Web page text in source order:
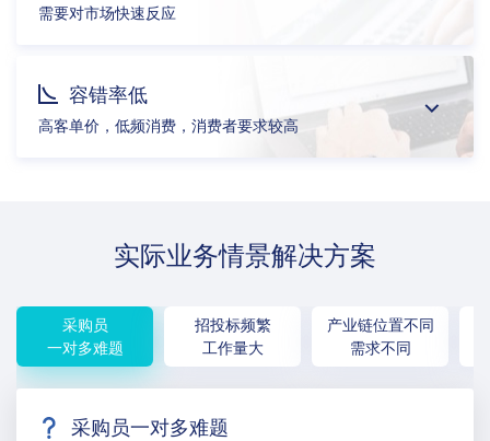
需要对市场快速反应
容错率低
高客单价，低频消费，消费者要求较高
实际业务情景解决方案
采购员
一对多难题
招投标频繁
工作量大
产业链位置不同
需求不同
采购员一对多难题